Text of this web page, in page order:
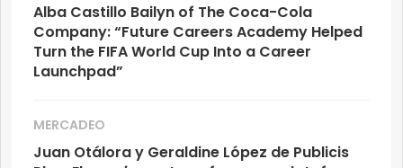
Alba Castillo Bailyn of The Coca-Cola
Company: “Future Careers Academy Helped
Turn the FIFA World Cup Into a Career
Launchpad”
MERCADEO
Juan Otálora y Geraldine López de Publicis